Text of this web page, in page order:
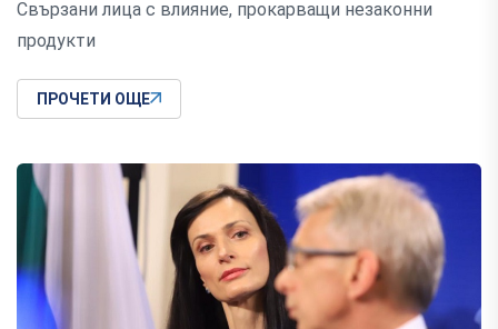
Свързани лица с влияние, прокарващи незаконни
продукти
ПРОЧЕТИ ОЩЕ